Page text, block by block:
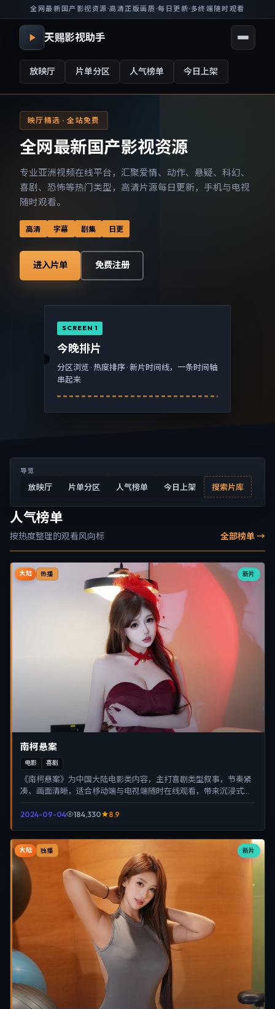
全网最新国产影视资源·高清正版画质·每日更新· 多终端随时观看
天赐影视助手
放映厅 片单分区 人气榜单 今日上架
映厅精选 · 全站免费
全网最新国产影视资源
专业亚洲视频在线平台，汇聚爱情、动作、悬疑、科幻、
喜剧、恐怖等热门类型，高清片源每日更新，手机与电视
随时观看。
高清 字幕 剧集 日更
进入片单 免费注册
SCREEN 1
今晚排片
分区浏览 · 热度排序 · 新片时间线，一条时间轴
串起来
导览
放映厅 片单分区 人气榜单 今日上架 搜索片库
人气榜单
按热度整理的观看风向标 全部榜单 →
新片
大陆 热播
南柯悬案
电影 喜剧
《南柯悬案》为中国大陆电影类内容，主打喜剧类型叙事，节奏紧
凑、画面清晰，适合移动端与电视端随时在线观看，带来沉浸式视
2024-09-04 184,330 8.9
新片
大陆 独播